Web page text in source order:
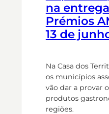
na
Prémios
13 de
Na Casa dos
os municípios
vão dar a provar
produtos
regiões.